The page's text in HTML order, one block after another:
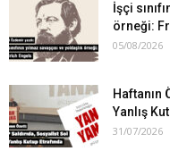
İşçi
örneği:
05/08/2026
Haftanın
Yanlış
31/07/2026